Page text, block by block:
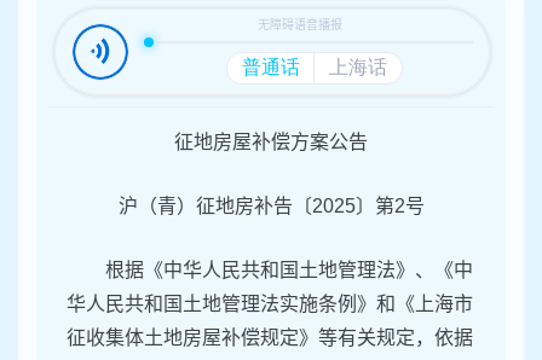
征地房屋补偿方案公告
沪（青）征地房补告〔2025〕第2号
根据《中华人民共和国土地管理法》、《中
华人民共和国土地管理法实施条例》和《上海市
征收集体土地房屋补偿规定》等有关规定，依据